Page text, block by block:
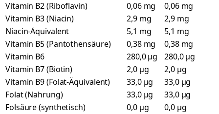
Vitamin B2 (Riboflavin)
0,06 mg
0,06 mg
Vitamin B3 (Niacin)
2,9 mg
2,9 mg
Niacin-Äquivalent
5,1 mg
5,1 mg
Vitamin B5 (Pantothensäure)
0,38 mg
0,38 mg
Vitamin B6
280,0 µg
280,0 µg
Vitamin B7 (Biotin)
2,0 µg
2,0 µg
Vitamin B9 (Folat-Äquivalent)
33,0 µg
33,0 µg
Folat (Nahrung)
33,0 µg
33,0 µg
Folsäure (synthetisch)
0,0 µg
0,0 µg